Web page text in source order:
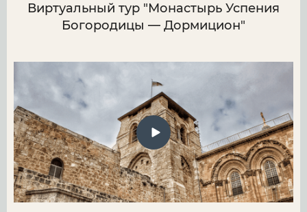
Виртуальный тур "Монастырь Успения
Богородицы — Дормицион"